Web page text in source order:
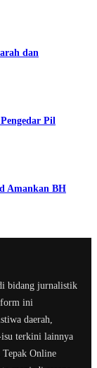
dan
Pil
Amankan BH
bidang jurnalistik
ini
daerah,
isu terkini lainnya
Tepak Online